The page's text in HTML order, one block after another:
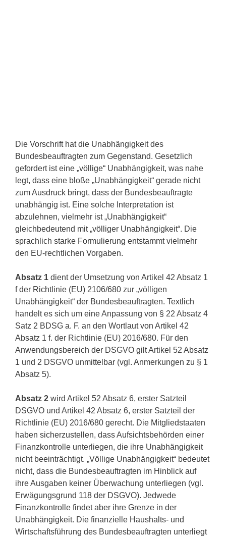
Die Vorschrift hat die Unabhängigkeit des
Bundesbeauftragten zum Gegenstand. Gesetzlich
gefordert ist eine „völlige“ Unabhängigkeit, was nahe
legt, dass eine bloße „Unabhängigkeit“ gerade nicht
zum Ausdruck bringt, dass der Bundesbeauftragte
unabhängig ist. Eine solche Interpretation ist
abzulehnen, vielmehr ist „Unabhängigkeit“
gleichbedeutend mit „völliger Unabhängigkeit“. Die
sprachlich starke Formulierung entstammt vielmehr
den EU-rechtlichen Vorgaben.
Absatz 1 dient der Umsetzung von Artikel 42 Absatz 1
f der Richtlinie (EU) 2106/680 zur „völligen
Unabhängigkeit“ der Bundesbeauftragten. Textlich
handelt es sich um eine Anpassung von § 22 Absatz 4
Satz 2 BDSG a. F. an den Wortlaut von Artikel 42
Absatz 1 f. der Richtlinie (EU) 2016/680. Für den
Anwendungsbereich der DSGVO gilt Artikel 52 Absatz
1 und 2 DSGVO unmittelbar (vgl. Anmerkungen zu § 1
Absatz 5).
Absatz 2 wird Artikel 52 Absatz 6, erster Satzteil
DSGVO und Artikel 42 Absatz 6, erster Satzteil der
Richtlinie (EU) 2016/680 gerecht. Die Mitgliedstaaten
haben sicherzustellen, dass Aufsichtsbehörden einer
Finanzkontrolle unterliegen, die ihre Unabhängigkeit
nicht beeinträchtigt. „Völlige Unabhängigkeit“ bedeutet
nicht, dass die Bundesbeauftragten im Hinblick auf
ihre Ausgaben keiner Überwachung unterliegen (vgl.
Erwägungsgrund 118 der DSGVO). Jedwede
Finanzkontrolle findet aber ihre Grenze in der
Unabhängigkeit. Die finanzielle Haushalts- und
Wirtschaftsführung des Bundesbeauftragten unterliegt